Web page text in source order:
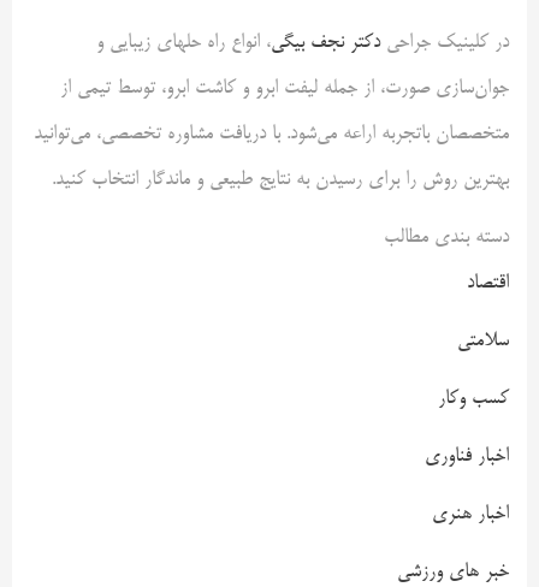
در کلینیک جراحیدکتر نجف بیگی، انواع راه حلهای زیبایی و
جوان‌سازی صورت، از جمله لیفت ابرو و کاشت ابرو، توسط تیمی از
متخصصان باتجربه اراعه می‌شود. با دریافت مشاوره تخصصی، می‌توانید
بهترین روش را برای رسیدن به نتایج طبیعی و ماندگار انتخاب کنید.
دسته بندی مطالب
اقتصاد
سلامتی
کسب وکار
اخبار فناوری
اخبار هنری
خبر های ورزشی